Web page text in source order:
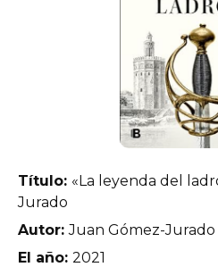
Título: «La leyenda del
Jurado
Autor:Juan Gómez-Jurado
El año: 2021